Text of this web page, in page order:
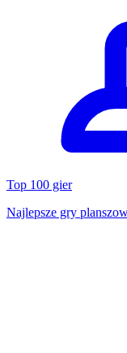
Top 100 gier
Najlepsze gry